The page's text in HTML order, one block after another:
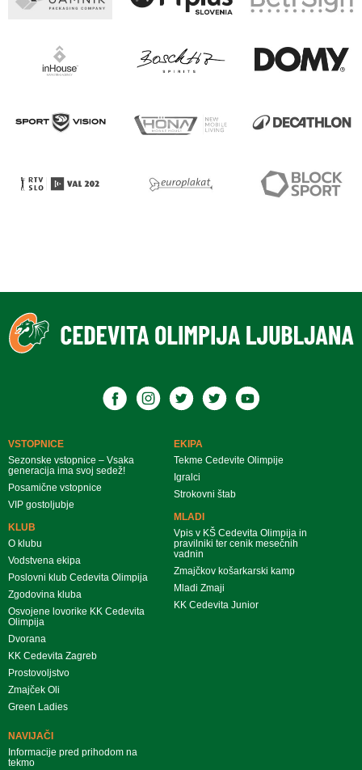
VSTOPNICE
Sezonske vstopnice – Vsaka
generacija ima svoj sedež!
Posamične vstopnice
VIP gostoljubje
KLUB
O klubu
Vodstvena ekipa
Poslovni klub Cedevita Olimpija
Zgodovina kluba
Osvojene lovorike KK Cedevita
Olimpija
Dvorana
KK Cedevita Zagreb
Prostovoljstvo
Zmajček Oli
Green Ladies
EKIPA
Tekme Cedevite Olimpije
Igralci
Strokovni štab
MLADI
Vpis v KŠ Cedevita Olimpija in
pravilniki ter cenik mesečnih
vadnin
Zmajčkov košarkarski kamp
Mladi Zmaji
KK Cedevita Junior
NAVIJAČI
Informacije pred prihodom na
tekmo